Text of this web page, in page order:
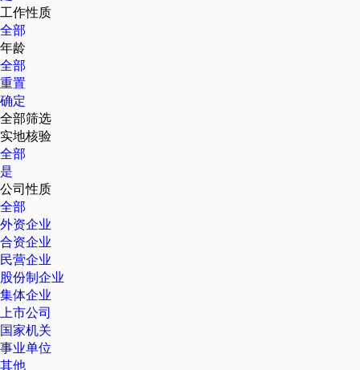
工作性质
全部
年龄
全部
重置
确定
全部筛选
实地核验
全部
是
公司性质
全部
外资企业
合资企业
民营企业
股份制企业
集体企业
上市公司
国家机关
事业单位
其他